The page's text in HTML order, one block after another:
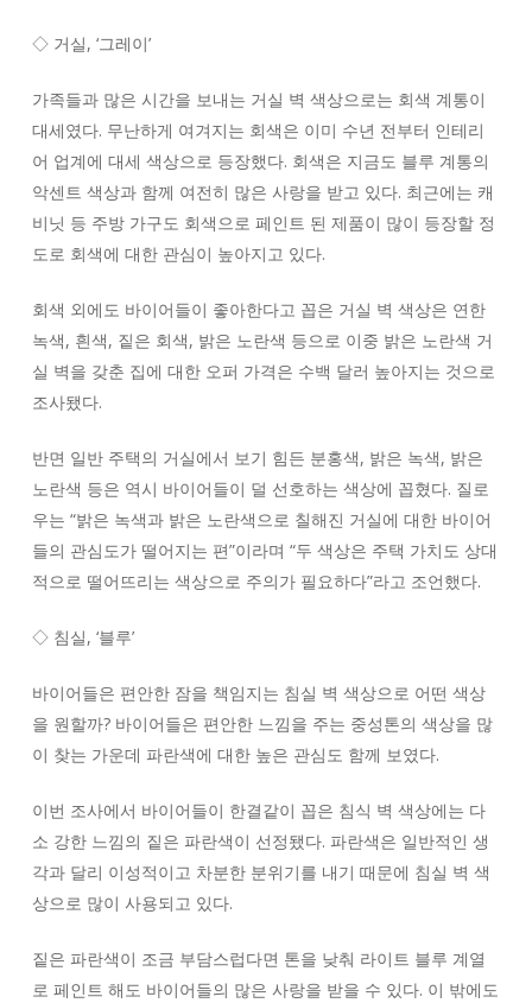
◇ 거실, ‘그레이’
가족들과 많은 시간을 보내는 거실 벽 색상으로는 회색 계통이
대세였다. 무난하게 여겨지는 회색은 이미 수년 전부터 인테리
어 업계에 대세 색상으로 등장했다. 회색은 지금도 블루 계통의
악센트 색상과 함께 여전히 많은 사랑을 받고 있다. 최근에는 캐
비닛 등 주방 가구도 회색으로 페인트 된 제품이 많이 등장할 정
도로 회색에 대한 관심이 높아지고 있다.
회색 외에도 바이어들이 좋아한다고 꼽은 거실 벽 색상은 연한
녹색, 흰색, 짙은 회색, 밝은 노란색 등으로 이중 밝은 노란색 거
실 벽을 갖춘 집에 대한 오퍼 가격은 수백 달러 높아지는 것으로
조사됐다.
반면 일반 주택의 거실에서 보기 힘든 분홍색, 밝은 녹색, 밝은
노란색 등은 역시 바이어들이 덜 선호하는 색상에 꼽혔다. 질로
우는 “밝은 녹색과 밝은 노란색으로 칠해진 거실에 대한 바이어
들의 관심도가 떨어지는 편”이라며 “두 색상은 주택 가치도 상대
적으로 떨어뜨리는 색상으로 주의가 필요하다”라고 조언했다.
◇ 침실, ‘블루’
바이어들은 편안한 잠을 책임지는 침실 벽 색상으로 어떤 색상
을 원할까? 바이어들은 편안한 느낌을 주는 중성톤의 색상을 많
이 찾는 가운데 파란색에 대한 높은 관심도 함께 보였다.
이번 조사에서 바이어들이 한결같이 꼽은 침식 벽 색상에는 다
소 강한 느낌의 짙은 파란색이 선정됐다. 파란색은 일반적인 생
각과 달리 이성적이고 차분한 분위기를 내기 때문에 침실 벽 색
상으로 많이 사용되고 있다.
짙은 파란색이 조금 부담스럽다면 톤을 낮춰 라이트 블루 계열
로 페인트 해도 바이어들의 많은 사랑을 받을 수 있다. 이 밖에도